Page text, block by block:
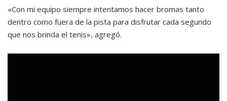
«Con mi equipo siempre intentamos hacer bromas tanto
dentro como fuera de la pista para disfrutar cada segundo
que nos brinda el tenis», agregó.